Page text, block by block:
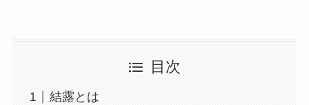
目次
結露とは